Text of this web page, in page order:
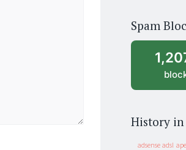
archive
Spam
History in
adsense adsl